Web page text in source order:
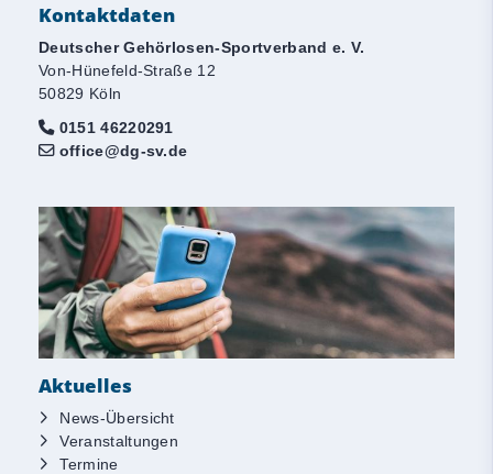
Kontaktdaten
Deutscher Gehörlosen-Sportverband e. V.
Von-Hünefeld-Straße 12
50829 Köln
0151 46220291
office@dg-sv.de
Aktuelles
News-Übersicht
Veranstaltungen
Termine